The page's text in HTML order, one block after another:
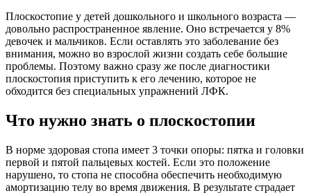
Плоскостопие у детей дошкольного и школьного возраста —
довольно распространенное явление. Оно встречается у 8%
девочек и мальчиков. Если оставлять это заболевание без
внимания, можно во взрослой жизни создать себе большие
проблемы. Поэтому важно сразу же после диагностики
плоскостопия приступить к его лечению, которое не
обходится без специальных упражнений ЛФК.
Что нужно знать о плоскостопии
В норме здоровая стопа имеет 3 точки опоры: пятка и головки
первой и пятой пальцевых костей. Если это положение
нарушено, то стопа не способна обеспечить необходимую
амортизацию телу во время движения. В результате страдает